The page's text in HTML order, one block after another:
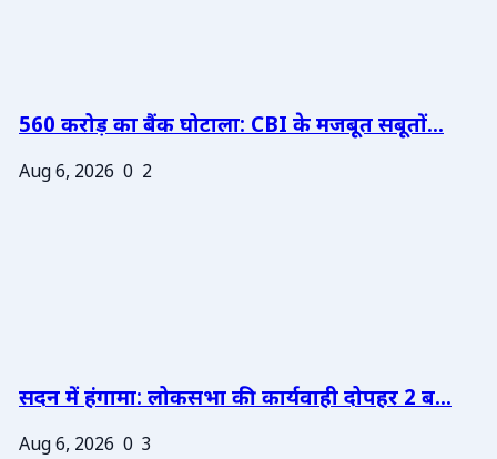
560 करोड़ का बैंक घोटाला: CBI के मजबूत सबूतों...
Aug 6, 2026 0 2
सदन में हंगामा: लोकसभा की कार्यवाही दोपहर 2 ब...
Aug 6, 2026 0 3